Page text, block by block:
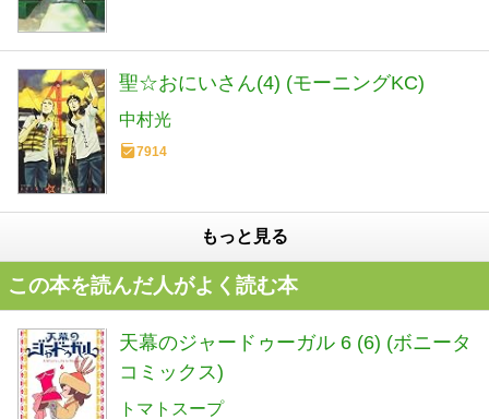
聖☆おにいさん(4) (モーニングKC)
中村光
7914
もっと見る
この本を読んだ人がよく読む本
天幕のジャードゥーガル 6 (6) (ボニータ
コミックス)
トマトスープ